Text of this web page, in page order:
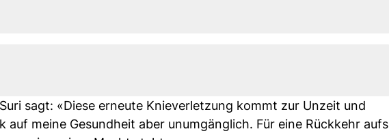
sagt: «Diese erneute Knieverletzung kommt zur Unzeit und
meine Gesundheit aber unumgänglich. Für eine Rückkehr aufs